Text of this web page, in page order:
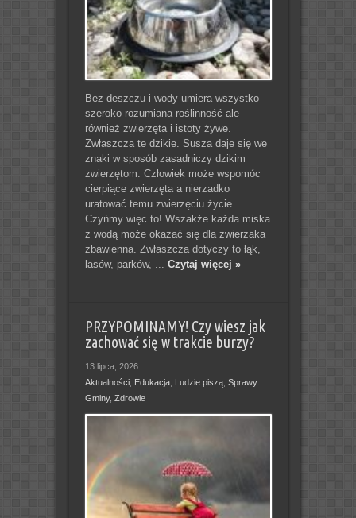
Bez deszczu i wody umiera wszystko –
szeroko rozumiana roślinność ale
również zwierzęta i istoty żywe.
Zwłaszcza te dzikie. Susza daje się we
znaki w sposób zasadniczy dzikim
zwierzętom. Człowiek może wspomóc
cierpiące zwierzęta a nierzadko
uratować temu zwierzęciu życie.
Czyńmy więc to! Wszakże każda miska
z wodą może okazać się dla zwierzaka
zbawienna. Zwłaszcza dotyczy to łąk,
lasów, parków, ... Czytaj więcej »
PRZYPOMINAMY! Czy wiesz jak
zachować się w trakcie burzy?
13 lipca, 2026
Aktualności, Edukacja, Ludzie piszą, Sprawy
Gminy, Zdrowie